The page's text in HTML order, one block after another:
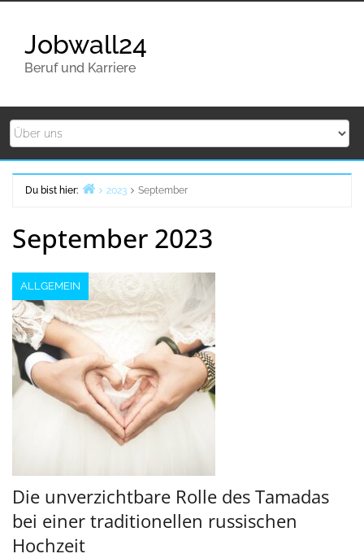
Jobwall24
Beruf und Karriere
Du bist hier:
2023 September
September 2023
ALLGEMEIN
Die unverzichtbare Rolle des Tamadas
bei einer traditionellen russischen
Hochzeit